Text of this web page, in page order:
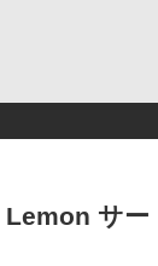
Lemon サー